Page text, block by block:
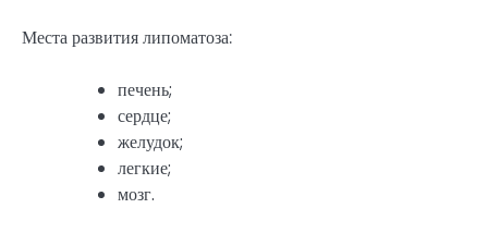
Места развития липоматоза:
печень;
сердце;
желудок;
легкие;
мозг.